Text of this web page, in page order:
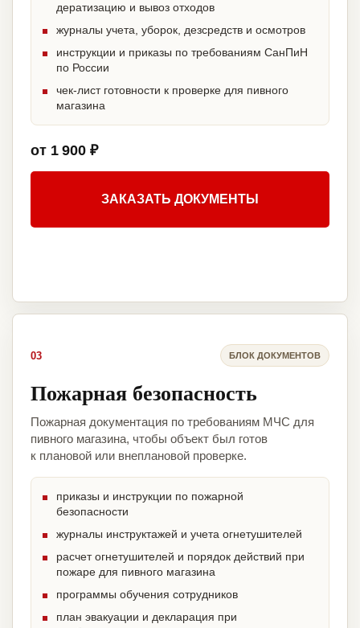
дератизацию и вывоз отходов
журналы учета, уборок, дезсредств и осмотров
инструкции и приказы по требованиям СанПиН
по России
чек-лист готовности к проверке для пивного
магазина
от 1 900 ₽
ЗАКАЗАТЬ ДОКУМЕНТЫ
03 БЛОК ДОКУМЕНТОВ
Пожарная безопасность
Пожарная документация по требованиям МЧС для
пивного магазина, чтобы объект был готов
к плановой или внеплановой проверке.
приказы и инструкции по пожарной
безопасности
журналы инструктажей и учета огнетушителей
расчет огнетушителей и порядок действий при
пожаре для пивного магазина
программы обучения сотрудников
план эвакуации и декларация при